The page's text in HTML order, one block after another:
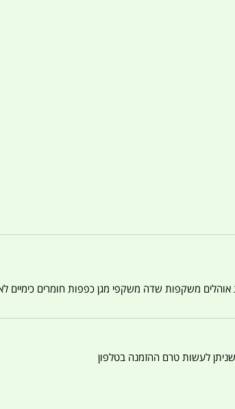
אוהלים משקפות שדה משקפי מגן כפפות חומרים כימיים
שניתן לעשות טרם ההזמנה בטלפון